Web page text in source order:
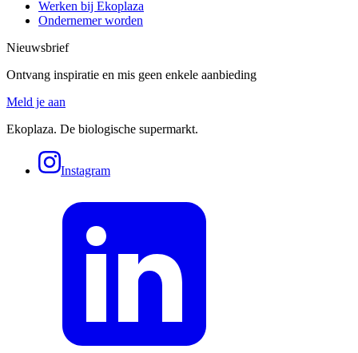
Werken bij Ekoplaza
Ondernemer worden
Nieuwsbrief
Ontvang inspiratie en mis geen enkele aanbieding
Meld je aan
Ekoplaza. De biologische supermarkt.
Instagram